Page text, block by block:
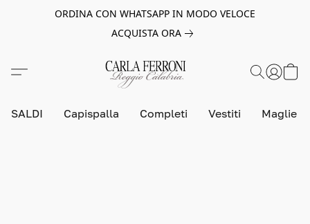
ORDINA CON WHATSAPP IN MODO VELOCE
ACQUISTA ORA
SALDI Capispalla Completi Vestiti Maglie e